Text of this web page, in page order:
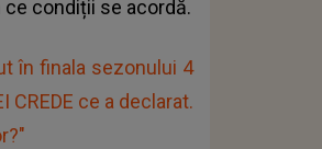
condiții se acordă.
în finala sezonului 4
CREDE ce a declarat.